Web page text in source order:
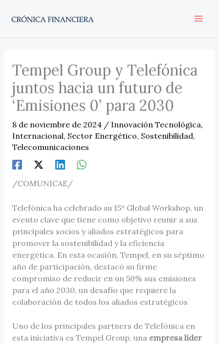
Tempel Group y Telefónica
juntos hacia un futuro de
‘Emisiones 0’ para 2030
8 de noviembre de 2024 / Innovación Tecnológica,
Internacional, Sector Energético, Sostenibilidad,
Telecomunicaciones
/COMUNICAE/
Telefónica ha celebrado su 15º Global Workshop, un
evento clave que tiene como objetivo reunir a sus
principales socios y aliados estratégicos para
promover la sostenibilidad y la eficiencia
energética. En esta ocasión, Tempel, en su séptimo
año de participación, destacó su firme
compromiso de reducir en un 50% sus emisiones
para el año 2030, un desafío que requiere la
colaboración de todos los aliados estratégicos
Uno de los principales partners de Telefónica en
esta iniciativa es Tempel Group, unaempresa líder